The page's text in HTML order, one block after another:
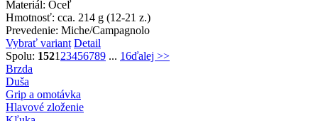
Materiál: Oceľ
Hmotnosť: cca. 214 g (12-21 z.)
Prevedenie: Miche/Campagnolo
Vybrať variant Detail
Spolu: 1521 23456789 ... 16ďalej >>
Brzda
Duša
Grip a omotávka
Hlavové zloženie